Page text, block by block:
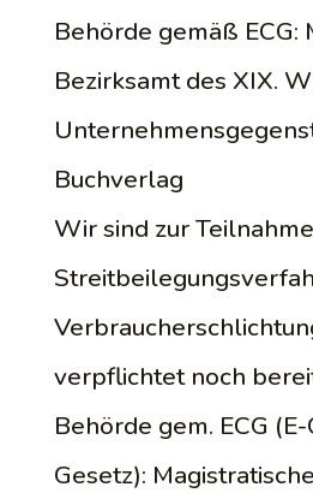
Behörde gemäß ECG:
Bezirksamt des XIX.
Buchverlag
Wir sind zur
verpflichtet noch
Behörde gem. ECG
Gesetz):